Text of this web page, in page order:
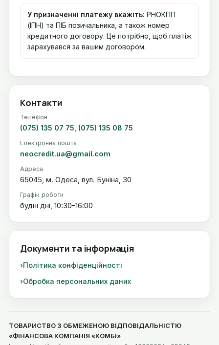
У призначенні платежу вкажіть: РНОКПП
(ІПН) та ПІБ позичальника, а також номер
кредитного договору. Це потрібно, щоб платіж
зарахувався за вашим договором.
Контакти
Телефон
(075) 135 07 75 (075) 135 08 75
Електронна пошта
neocredit.ua@gmail.com
Адреса
65045, м. Одеса, вул. Буніна, 30
Графік роботи
будні дні, 10:30–16:00
Документи та інформація
Політика конфіденційності
Обробка персональних даних
ТОВАРИСТВО З ОБМЕЖЕНОЮ ВІДПОВІДАЛЬНІСТЮ
«ФІНАНСОВА КОМПАНІЯ «КОМБІ»